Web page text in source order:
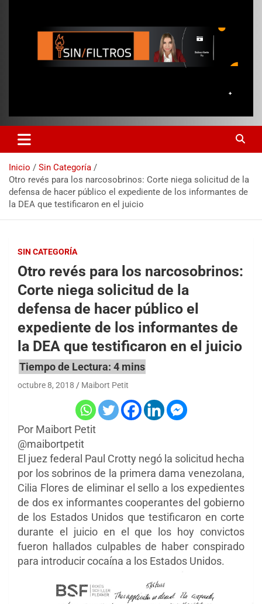
Inicio
Sin Categoría
Otro revés para los narcosobrinos: Corte niega solicitud de la
defensa de hacer público el expediente de los informantes de
la DEA que testificaron en el juicio
SIN CATEGORÍA
Otro revés para los narcosobrinos:
Corte niega solicitud de la
defensa de hacer público el
expediente de los informantes de
la DEA que testificaron en el juicio
octubre 8, 2018 Maibort Petit
Por Maibort Petit
@maibortpetit
El juez federal Paul Crotty negó la solicitud hecha
por los sobrinos de la primera dama venezolana,
Cilia Flores de eliminar el sello a los expedientes
de dos ex informantes cooperantes del gobierno
de los Estados Unidos que testificaron en corte
durante el juicio en el que los hoy convictos
fueron hallados culpables de haber conspirado
para introducir cocaína a los Estados Unidos.